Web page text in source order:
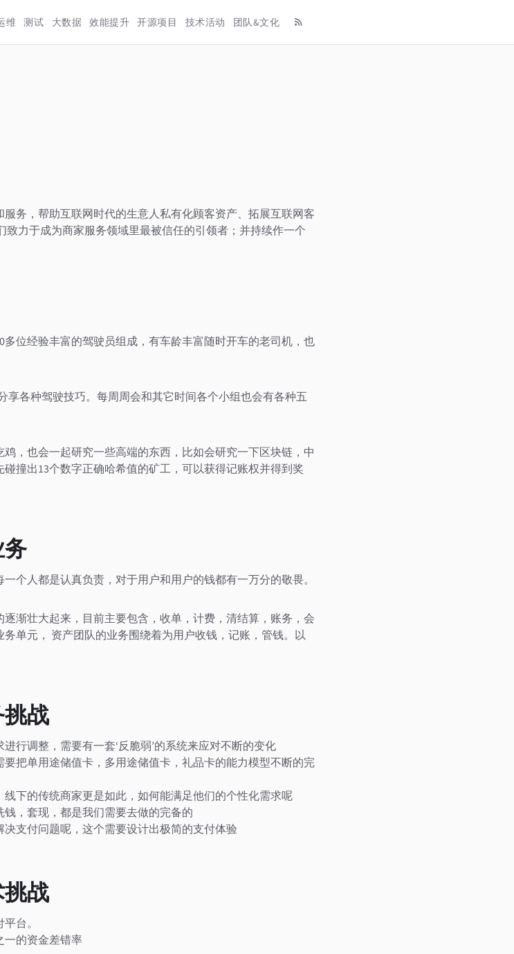
维 测试 大数据 效能提升 开源项目 技术活动 团队&文化
务，帮助互联网时代的生意人私有化顾客资产、拓展互联网客
力于成为商家服务领域里最被信任的引领者；并持续作一个
位经验丰富的驾驶员组成，有车龄丰富随时开车的老司机，也
享各种驾驶技巧。每周周会和其它时间各个小组也会有各种五
，也会一起研究一些高端的东西，比如会研究一下区块链，中
撞出13个数字正确哈希值的矿工，可以获得记账权并得到奖
个人都是认真负责，对于用户和用户的钱都有一万分的敬畏。
渐壮大起来，目前主要包含，收单，计费，清结算，账务，会
单元， 资产团队的业务围绕着为用户收钱，记账，管钱。以
战
行调整，需要有一套‘反脆弱’的系统来应对不断的变化
把单用途储值卡，多用途储值卡，礼品卡的能力模型不断的完
下的传统商家更是如此，如何能满足他们的个性化需求呢
，套现，都是我们需要去做的完备的
支付问题呢，这个需要设计出极简的支付体验
战
台。
一的资金差错率